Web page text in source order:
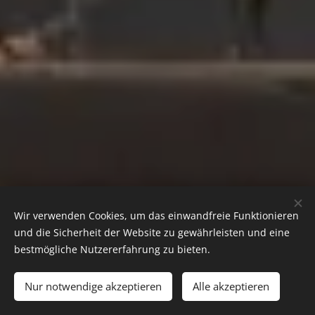
Wir verwenden Cookies, um das einwandfreie Funktionieren
und die Sicherheit der Website zu gewährleisten und eine
bestmögliche Nutzererfahrung zu bieten.
Nur notwendige akzeptieren Alle akzeptieren